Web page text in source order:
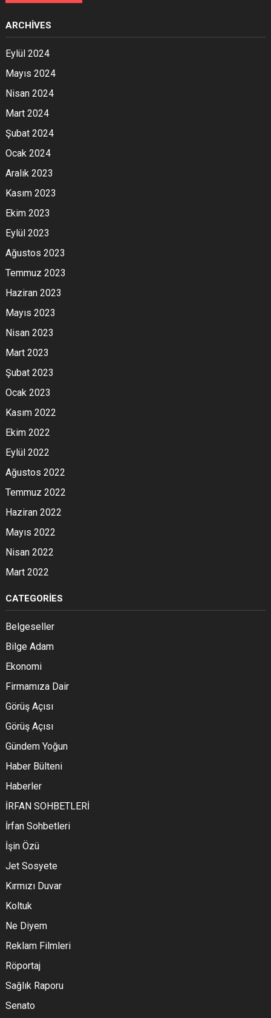
ARCHIVES
Eylül 2024
Mayıs 2024
Nisan 2024
Mart 2024
Şubat 2024
Ocak 2024
Aralık 2023
Kasım 2023
Ekim 2023
Eylül 2023
Ağustos 2023
Temmuz 2023
Haziran 2023
Mayıs 2023
Nisan 2023
Mart 2023
Şubat 2023
Ocak 2023
Kasım 2022
Ekim 2022
Eylül 2022
Ağustos 2022
Temmuz 2022
Haziran 2022
Mayıs 2022
Nisan 2022
Mart 2022
CATEGORIES
Belgeseller
Bilge Adam
Ekonomi
Firmamıza Dair
Görüş Açısı
Görüş Açısı
Gündem Yoğun
Haber Bülteni
Haberler
İRFAN SOHBETLERİ
İrfan Sohbetleri
İşin Özü
Jet Sosyete
Kırmızı Duvar
Koltuk
Ne Diyem
Reklam Filmleri
Röportaj
Sağlık Raporu
Senato